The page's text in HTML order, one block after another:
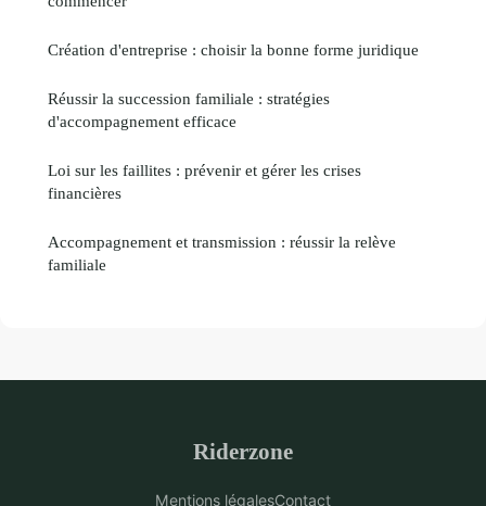
Création d'entreprise : choisir la bonne forme juridique
Réussir la succession familiale : stratégies
d'accompagnement efficace
Loi sur les faillites : prévenir et gérer les crises
financières
Accompagnement et transmission : réussir la relève
familiale
Riderzone
Mentions légalesContact